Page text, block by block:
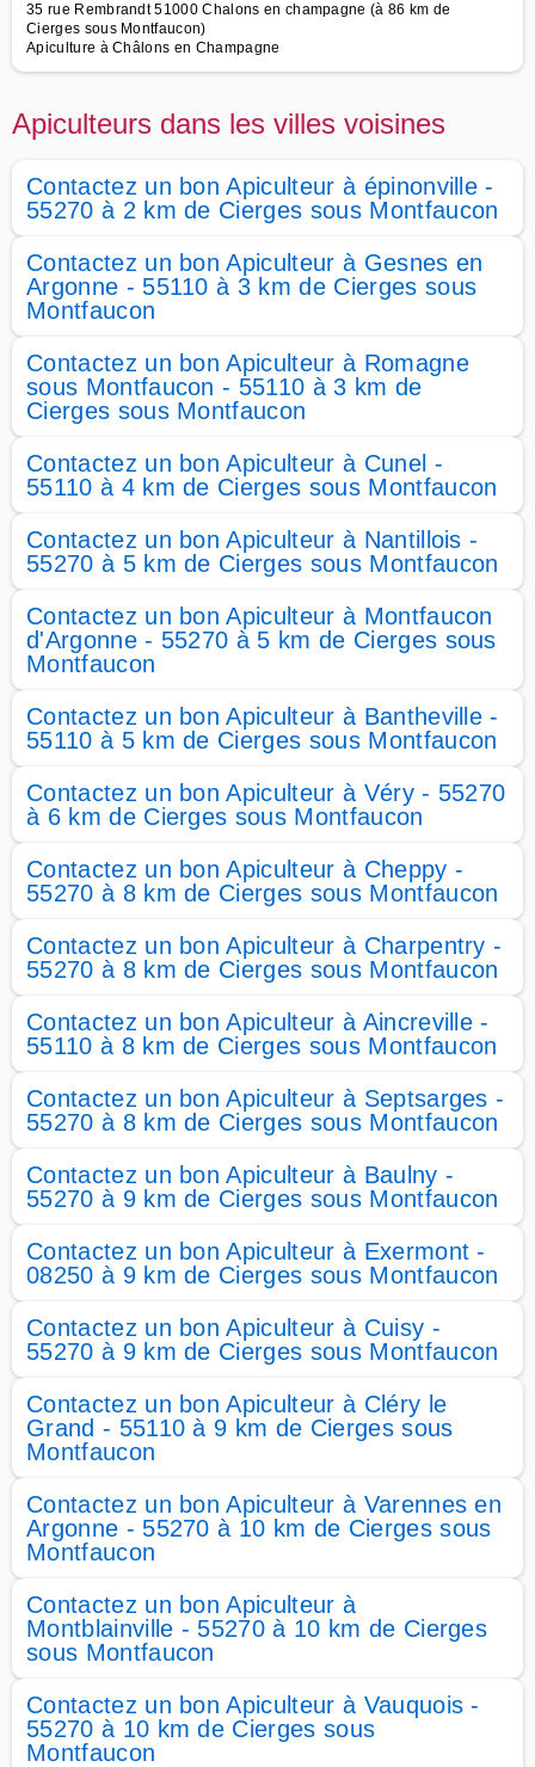
35 rue Rembrandt 51000 Chalons en champagne (à 86 km de
Cierges sous Montfaucon)
Apiculture à Châlons en Champagne
Apiculteurs dans les villes voisines
Contactez un bon Apiculteur à épinonville -
55270 à 2 km de Cierges sous Montfaucon
Contactez un bon Apiculteur à Gesnes en
Argonne - 55110 à 3 km de Cierges sous
Montfaucon
Contactez un bon Apiculteur à Romagne
sous Montfaucon - 55110 à 3 km de
Cierges sous Montfaucon
Contactez un bon Apiculteur à Cunel -
55110 à 4 km de Cierges sous Montfaucon
Contactez un bon Apiculteur à Nantillois -
55270 à 5 km de Cierges sous Montfaucon
Contactez un bon Apiculteur à Montfaucon
d'Argonne - 55270 à 5 km de Cierges sous
Montfaucon
Contactez un bon Apiculteur à Bantheville -
55110 à 5 km de Cierges sous Montfaucon
Contactez un bon Apiculteur à Véry - 55270
à 6 km de Cierges sous Montfaucon
Contactez un bon Apiculteur à Cheppy -
55270 à 8 km de Cierges sous Montfaucon
Contactez un bon Apiculteur à Charpentry -
55270 à 8 km de Cierges sous Montfaucon
Contactez un bon Apiculteur à Aincreville -
55110 à 8 km de Cierges sous Montfaucon
Contactez un bon Apiculteur à Septsarges -
55270 à 8 km de Cierges sous Montfaucon
Contactez un bon Apiculteur à Baulny -
55270 à 9 km de Cierges sous Montfaucon
Contactez un bon Apiculteur à Exermont -
08250 à 9 km de Cierges sous Montfaucon
Contactez un bon Apiculteur à Cuisy -
55270 à 9 km de Cierges sous Montfaucon
Contactez un bon Apiculteur à Cléry le
Grand - 55110 à 9 km de Cierges sous
Montfaucon
Contactez un bon Apiculteur à Varennes en
Argonne - 55270 à 10 km de Cierges sous
Montfaucon
Contactez un bon Apiculteur à
Montblainville - 55270 à 10 km de Cierges
sous Montfaucon
Contactez un bon Apiculteur à Vauquois -
55270 à 10 km de Cierges sous
Montfaucon